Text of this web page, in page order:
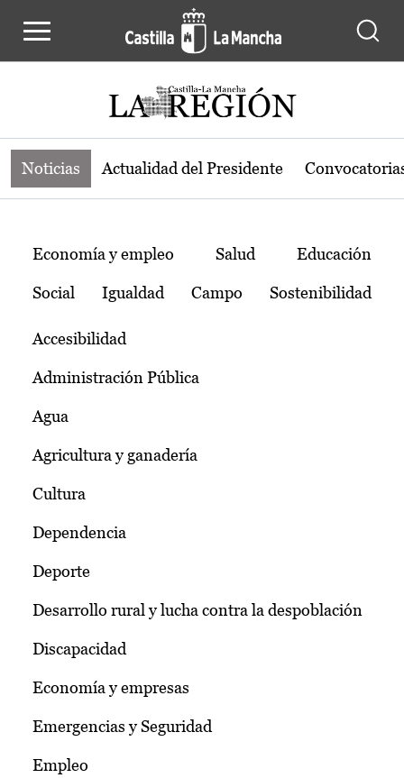
Noticias de la región de Castilla-La
Noticias Actualidad del Presidente
Temas
Economía y empleo Salud Educación
Social Igualdad Campo Sostenibilidad
Accesibilidad
Administración Pública
Agua
Agricultura y ganadería
Cultura
Dependencia
Deporte
Desarrollo rural y lucha contra la despoblación
Discapacidad
Economía y empresas
Emergencias y Seguridad
Empleo